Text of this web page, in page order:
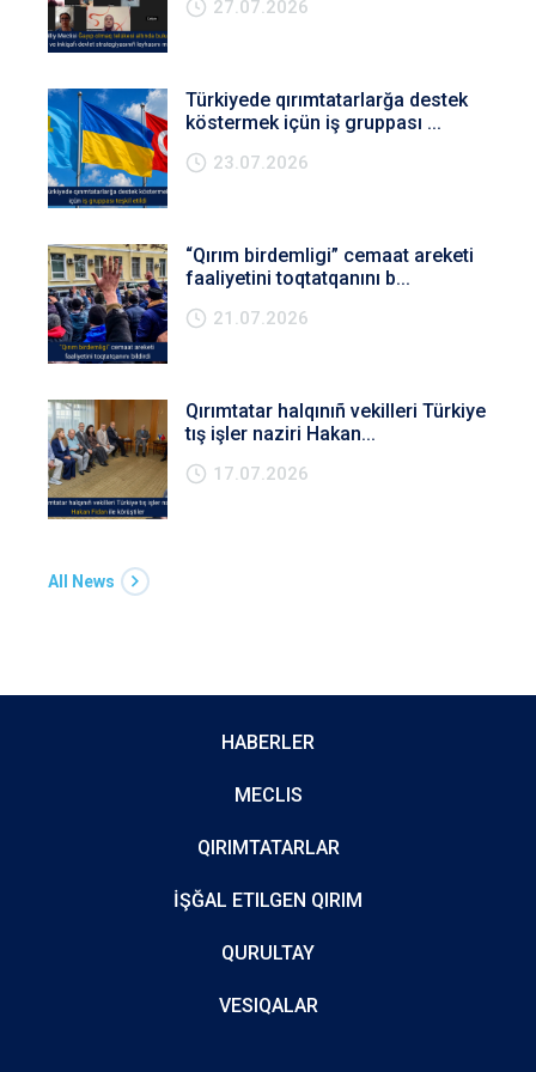
27.07.2026
Türkiyede qırımtatarlarğa destek
köstermek içün iş gruppası ...
23.07.2026
“Qırım birdemligi” cemaat areketi
faaliyetini toqtatqanını b...
21.07.2026
Qırımtatar halqınıñ vekilleri Türkiye
tış işler naziri Hakan...
17.07.2026
All News
HABERLER
MECLIS
QIRIMTATARLAR
İŞĞAL ETILGEN QIRIM
QURULTAY
VESIQALAR